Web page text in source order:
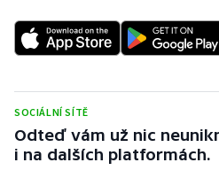
Rychlostní kanoistika
Sportovní střelba
Stolní tenis
SOCIÁLNÍ SÍTĚ
Odteď vám už nic
i na dalších platformách.